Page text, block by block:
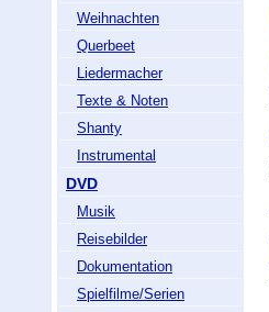
Weihnachten
Querbeet
Liedermacher
Texte & Noten
Shanty
Instrumental
DVD
Musik
Reisebilder
Dokumentation
Spielfilme/Serien